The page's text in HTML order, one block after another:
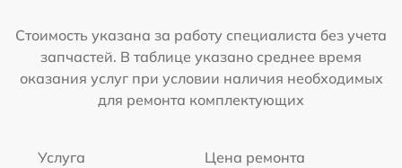
Стоимость указана за работу специалиста без учета
запчастей. В таблице указано среднее время
оказания услуг при условии наличия необходимых
для ремонта комплектующих
Услуга Цена ремонта